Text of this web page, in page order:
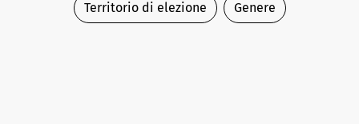
Territorio di elezione Genere